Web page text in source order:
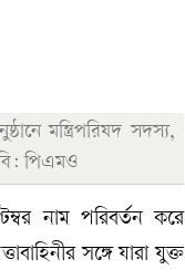
মন্ত্রিপরিষদ সদস্য,
পিএমও
নাম পরিবর্তন করে
সঙ্গে যারা যুক্ত